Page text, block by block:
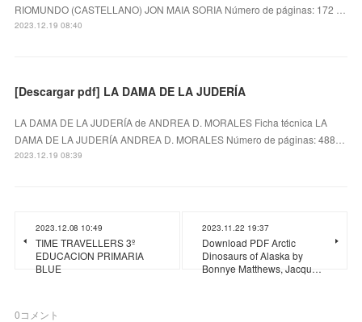
RIOMUNDO (CASTELLANO) JON MAIA SORIA Número de páginas: 172 …
2023.12.19 08:40
[Descargar pdf] LA DAMA DE LA JUDERÍA
LA DAMA DE LA JUDERÍA de ANDREA D. MORALES Ficha técnica LA
DAMA DE LA JUDERÍA ANDREA D. MORALES Número de páginas: 488…
2023.12.19 08:39
2023.12.08 10:49
TIME TRAVELLERS 3º
EDUCACION PRIMARIA
BLUE
2023.11.22 19:37
Download PDF Arctic
Dinosaurs of Alaska by
Bonnye Matthews, Jacqu…
0コメント